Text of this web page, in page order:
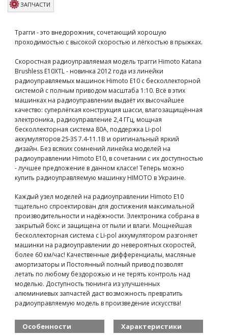
ЗАПЧАСТИ
Трагги - это внедорожник, сочетающий хорошую
проходимостью с высокой скоростью и лёгкостью в прыжках.
Скоростная радиоуправляемая модель трагги Himoto Katana
Brushless E10XTL - новинка 2012 года из линейки
радиоуправляемых машинок Himoto E10 с бесколлекторной
системой с полным приводом масштаба 1:10. Всё в этих
машинках на радиоуправлении выдаёт их высочайшее
качество: суперлёгкая конструкция шасси, влагозащищённая
электроника, радиоуправление 2,4 ГГц, мощная
бесколлекторная система 80A, поддержка Li-pol
аккумуляторов 2S-3S 7.4-11.1В и оригинальный яркий
дизайн. Без всяких сомнений линейка моделей на
радиоуправлении Himoto E10, в сочетании с их доступностью
- лучшее предложение в данном классе! Теперь можно
купить радиоуправляемую машинку HIMOTO в Украине.
Каждый узел моделей на радиоуправлении Himoto E10
тщательно спроектирован для достижения максимальной
производительности и надёжности. Электроника собрана в
закрытый бокс и защищена от пыли и влаги. Мощнейшая
бесколлекторная система с Li-pol аккумулятором разгоняет
машинки на радиоуправлении до невероятных скоростей,
более 60 км/час! Качественные дифференциалы, масляные
амортизаторы и Постоянный полный привод позволят
летать по любому бездорожью и не терять контроль над
моделью. Доступность тюнинга из улучшенных
алюминиевых запчастей даст возможность превратить
радиоуправляемую модель в произведение искусства!
Особенности Характеристики